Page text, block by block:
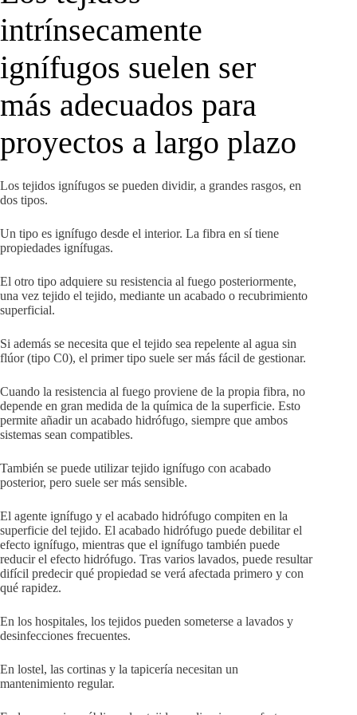
intrínsecamente
ignífugos suelen ser
más adecuados para
proyectos a largo plazo
Los tejidos ignífugos se pueden dividir, a grandes rasgos, en
dos tipos.
Un tipo es ignífugo desde el interior. La fibra en sí tiene
propiedades ignífugas.
El otro tipo adquiere su resistencia al fuego posteriormente,
una vez tejido el tejido, mediante un acabado o recubrimiento
superficial.
Si además se necesita que el tejido sea repelente al agua sin
flúor (tipo C0), el primer tipo suele ser más fácil de gestionar.
Cuando la resistencia al fuego proviene de la propia fibra, no
depende en gran medida de la química de la superficie. Esto
permite añadir un acabado hidrófugo, siempre que ambos
sistemas sean compatibles.
También se puede utilizar tejido ignífugo con acabado
posterior, pero suele ser más sensible.
El agente ignífugo y el acabado hidrófugo compiten en la
superficie del tejido. El acabado hidrófugo puede debilitar el
efecto ignífugo, mientras que el ignífugo también puede
reducir el efecto hidrófugo. Tras varios lavados, puede resultar
difícil predecir qué propiedad se verá afectada primero y con
qué rapidez.
En los hospitales, los tejidos pueden someterse a lavados y
desinfecciones frecuentes.
En lostel, las cortinas y la tapicería necesitan un
mantenimiento regular.